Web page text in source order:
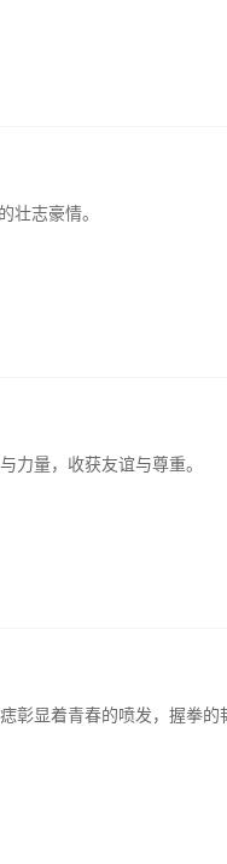
壮志豪情。
力量，收获友谊与尊重。
彰显着青春的喷发，握拳的